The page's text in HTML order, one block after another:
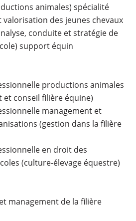
animales) spécialité
valorisation des jeunes chevaux
conduite et stratégie de
support équin
productions animales
et conseil filière équine)
management et
(gestion dans la filière
en droit des
(culture-élevage équestre)
management de la filière